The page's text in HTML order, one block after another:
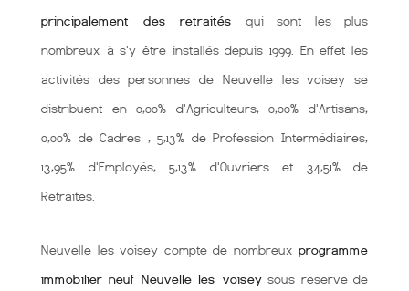
principalement des retraités qui sont les plus
nombreux à s'y être installés depuis 1999. En effet les
activités des personnes de Neuvelle les voisey se
distribuent en 0,00% d'Agriculteurs, 0,00% d'Artisans,
0,00% de Cadres , 5,13% de Profession Intermédiaires,
13,95% d'Employés, 5,13% d'Ouvriers et 34,51% de
Retraités.
Neuvelle les voisey compte de nombreux programme
immobilier neuf Neuvelle les voiseysous réserve de